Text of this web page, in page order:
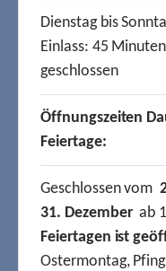
Dienstag bis
Einlass: 45
geschlossen
Öffnungszeiten
Feiertage:
Geschlossen vom
31. Dezemberab
Feiertagen ist
Ostermontag,